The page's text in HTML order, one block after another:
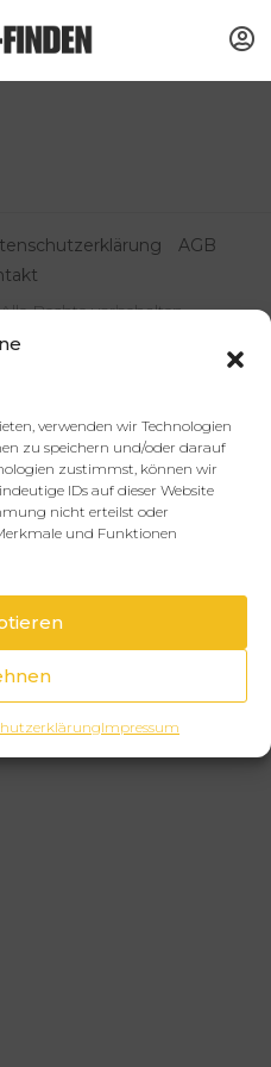
verwenden wir Technologien
zu speichern und/oder darauf
zustimmst, können wir
IDs auf dieser Website
nicht erteilst oder
und Funktionen
Impressum
Rechte vorbehalten.
AGB
& Freelancer